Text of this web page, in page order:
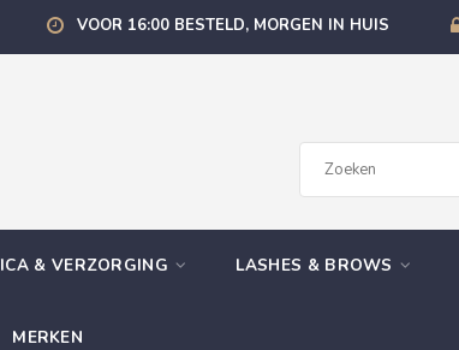
VOOR 16:00 BESTELD, MORGEN IN HUIS
& VERZORGING LASHES & BROWS
MERKEN